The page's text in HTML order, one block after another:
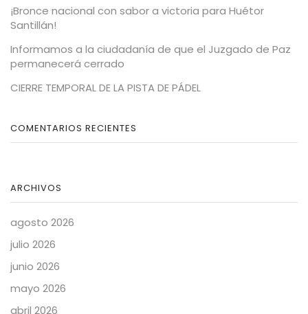
¡Bronce nacional con sabor a victoria para Huétor
Santillán!
Informamos a la ciudadanía de que el Juzgado de Paz
permanecerá cerrado
CIERRE TEMPORAL DE LA PISTA DE PÁDEL
COMENTARIOS RECIENTES
ARCHIVOS
agosto 2026
julio 2026
junio 2026
mayo 2026
abril 2026